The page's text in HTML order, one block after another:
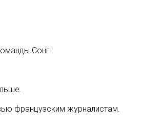
Сонг.
французским журналистам.